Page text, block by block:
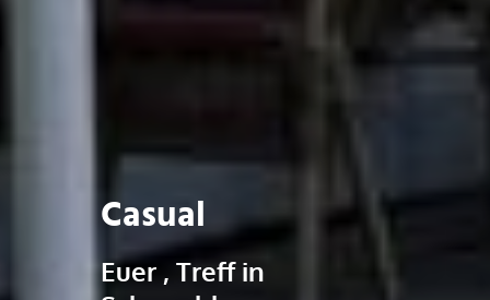
Casual
Euer , Treff in